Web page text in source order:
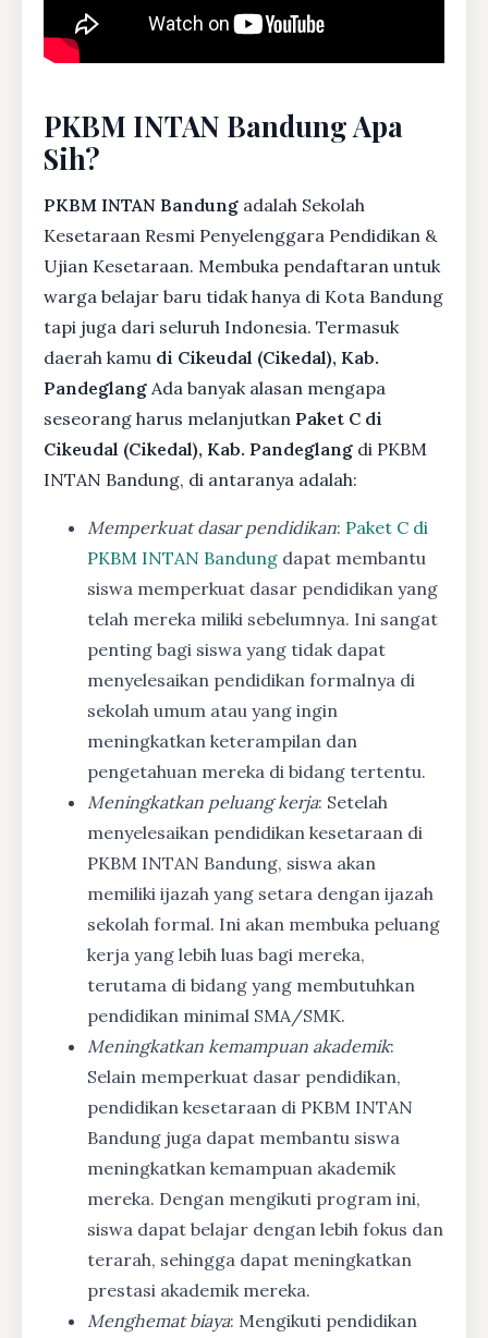
PKBM INTAN Bandung Apa
Sih?
PKBM INTAN Bandung adalah Sekolah
Kesetaraan Resmi Penyelenggara Pendidikan &
Ujian Kesetaraan. Membuka pendaftaran untuk
warga belajar baru tidak hanya di Kota Bandung
tapi juga dari seluruh Indonesia. Termasuk
daerah kamu di Cikeudal (Cikedal), Kab.
Pandeglang Ada banyak alasan mengapa
seseorang harus melanjutkan Paket C di
Cikeudal (Cikedal), Kab. Pandeglang di PKBM
INTAN Bandung, di antaranya adalah:
Memperkuat dasar pendidikan: Paket C di
PKBM INTAN Bandung dapat membantu
siswa memperkuat dasar pendidikan yang
telah mereka miliki sebelumnya. Ini sangat
penting bagi siswa yang tidak dapat
menyelesaikan pendidikan formalnya di
sekolah umum atau yang ingin
meningkatkan keterampilan dan
pengetahuan mereka di bidang tertentu.
Meningkatkan peluang kerja: Setelah
menyelesaikan pendidikan kesetaraan di
PKBM INTAN Bandung, siswa akan
memiliki ijazah yang setara dengan ijazah
sekolah formal. Ini akan membuka peluang
kerja yang lebih luas bagi mereka,
terutama di bidang yang membutuhkan
pendidikan minimal SMA/SMK.
Meningkatkan kemampuan akademik:
Selain memperkuat dasar pendidikan,
pendidikan kesetaraan di PKBM INTAN
Bandung juga dapat membantu siswa
meningkatkan kemampuan akademik
mereka. Dengan mengikuti program ini,
siswa dapat belajar dengan lebih fokus dan
terarah, sehingga dapat meningkatkan
prestasi akademik mereka.
Menghemat biaya: Mengikuti pendidikan